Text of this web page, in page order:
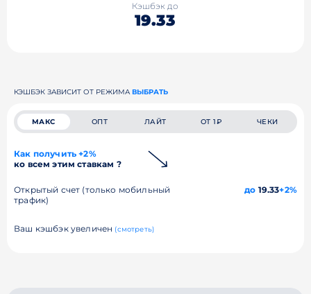
Кэшбэк до
19.33
КЭШБЭК ЗАВИСИТ ОТ РЕЖИМА ВЫБРАТЬ
МАКС ОПТ ЛАЙТ ОТ 1₽ ЧЕКИ
Как получить +2%
ко всем этим ставкам ?
Открытый счет (только мобильный
трафик)
до 19.33+2%
Ваш кэшбэк увеличен (смотреть)